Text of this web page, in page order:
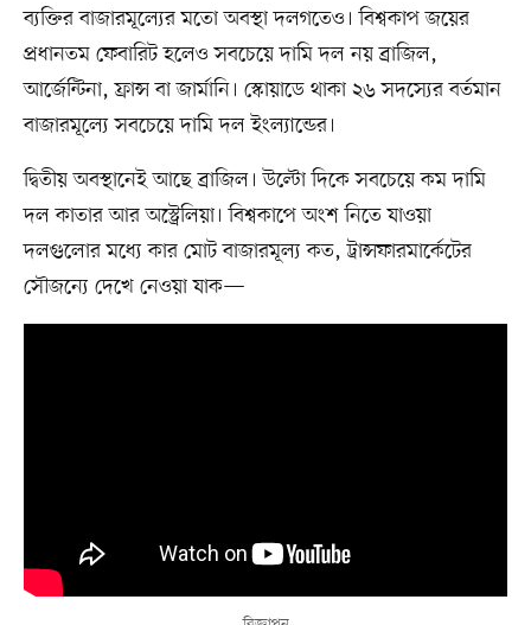
ব্যক্তির বাজারমূল্যের মতো অবস্থা দলগতেও। বিশ্বকাপ জয়ের
প্রধানতম ফেবারিট হলেও সবচেয়ে দামি দল নয় ব্রাজিল,
আর্জেন্টিনা, ফ্রান্স বা জার্মানি। স্কোয়াডে থাকা ২৬ সদস্যের বর্তমান
বাজারমূল্যে সবচেয়ে দামি দল ইংল্যান্ডের।
দ্বিতীয় অবস্থানেই আছে ব্রাজিল। উল্টো দিকে সবচেয়ে কম দামি
দল কাতার আর অস্ট্রেলিয়া। বিশ্বকাপে অংশ নিতে যাওয়া
দলগুলোর মধ্যে কার মোট বাজারমূল্য কত, ট্রান্সফারমার্কেটের
সৌজন্যে দেখে নেওয়া যাক—